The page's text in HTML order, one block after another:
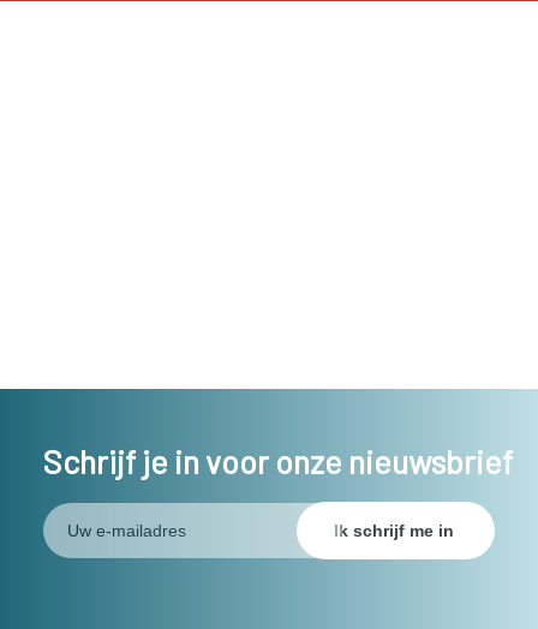
Schrijf je in voor onze nieuwsbrief